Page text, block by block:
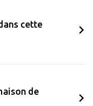
cette
de